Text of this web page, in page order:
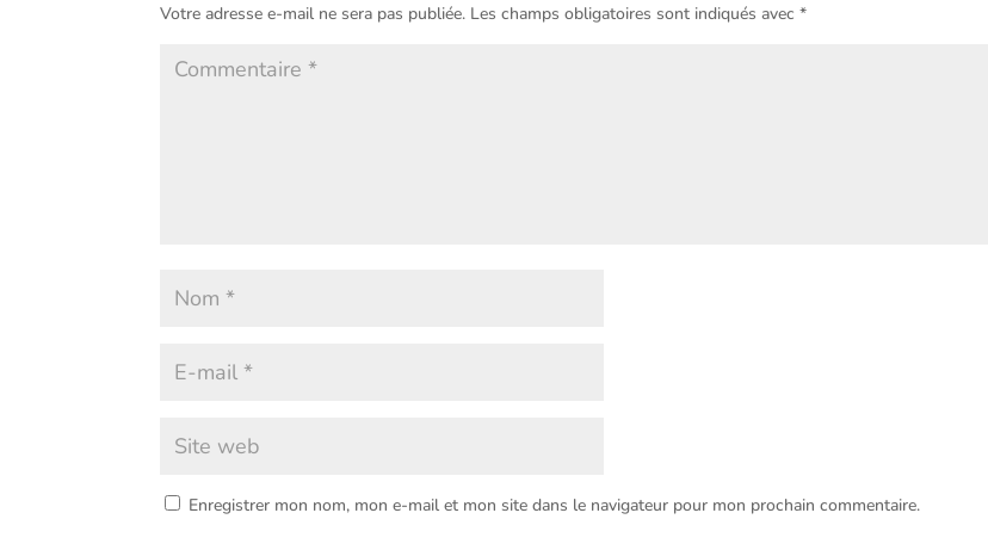
Votre adresse e-mail ne sera pas publiée. Les champs obligatoires sont indiqués avec*
Enregistrer mon nom, mon e-mail et mon site dans le navigateur pour mon prochain commentaire.